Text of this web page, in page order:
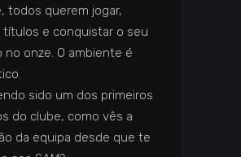
todos querem jogar,
títulos e conquistar o seu
no onze. O ambiente é
sido um dos primeiros
do clube, como vês a
da equipa desde que te